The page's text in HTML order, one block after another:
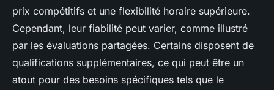
prix compétitifs et une flexibilité horaire supérieure.
Cependant, leur fiabilité peut varier, comme illustré
par les évaluations partagées. Certains disposent de
qualifications supplémentaires, ce qui peut être un
atout pour des besoins spécifiques tels que le